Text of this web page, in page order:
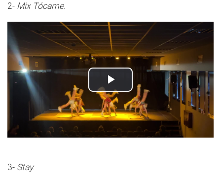
2- Mix Tócame.
3- Stay.